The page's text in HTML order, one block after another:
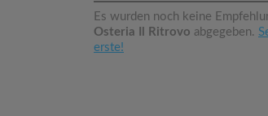
Es wurden noch keine
Osteria Il Ritrovo abgegeben.
erste!